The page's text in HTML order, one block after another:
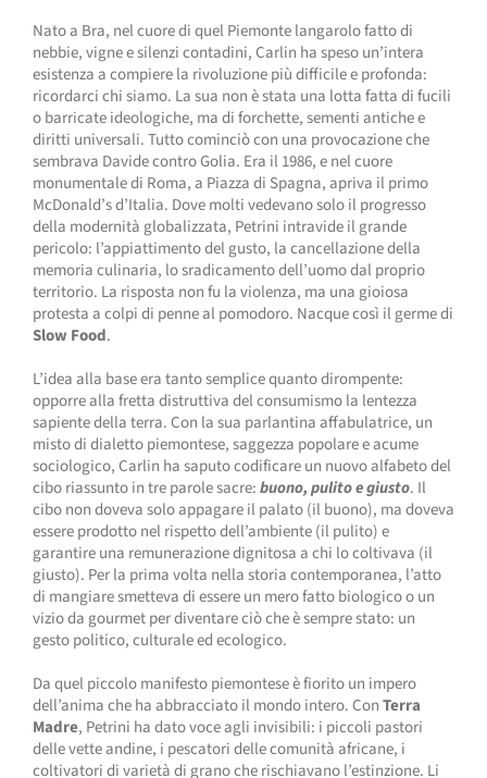
Nato a Bra, nel cuore di quel Piemonte langarolo fatto di
nebbie, vigne e silenzi contadini, Carlin ha speso un’intera
esistenza a compiere la rivoluzione più difficile e profonda:
ricordarci chi siamo. La sua non è stata una lotta fatta di fucili
o barricate ideologiche, ma di forchette, sementi antiche e
diritti universali. Tutto cominciò con una provocazione che
sembrava Davide contro Golia. Era il 1986, e nel cuore
monumentale di Roma, a Piazza di Spagna, apriva il primo
McDonald’s d’Italia. Dove molti vedevano solo il progresso
della modernità globalizzata, Petrini intravide il grande
pericolo: l’appiattimento del gusto, la cancellazione della
memoria culinaria, lo sradicamento dell’uomo dal proprio
territorio. La risposta non fu la violenza, ma una gioiosa
protesta a colpi di penne al pomodoro. Nacque così il germe di
Slow Food.
L’idea alla base era tanto semplice quanto dirompente:
opporre alla fretta distruttiva del consumismo la lentezza
sapiente della terra. Con la sua parlantina affabulatrice, un
misto di dialetto piemontese, saggezza popolare e acume
sociologico, Carlin ha saputo codificare un nuovo alfabeto del
cibo riassunto in tre parole sacre:buono, pulito e giusto. Il
cibo non doveva solo appagare il palato (il buono), ma doveva
essere prodotto nel rispetto dell’ambiente (il pulito) e
garantire una remunerazione dignitosa a chi lo coltivava (il
giusto). Per la prima volta nella storia contemporanea, l’atto
di mangiare smetteva di essere un mero fatto biologico o un
vizio da gourmet per diventare ciò che è sempre stato: un
gesto politico, culturale ed ecologico.
Da quel piccolo manifesto piemontese è fiorito un impero
dell’anima che ha abbracciato il mondo intero. ConTerra
Madre, Petrini ha dato voce agli invisibili: i piccoli pastori
delle vette andine, i pescatori delle comunità africane, i
coltivatori di varietà di grano che rischiavano l’estinzione. Li